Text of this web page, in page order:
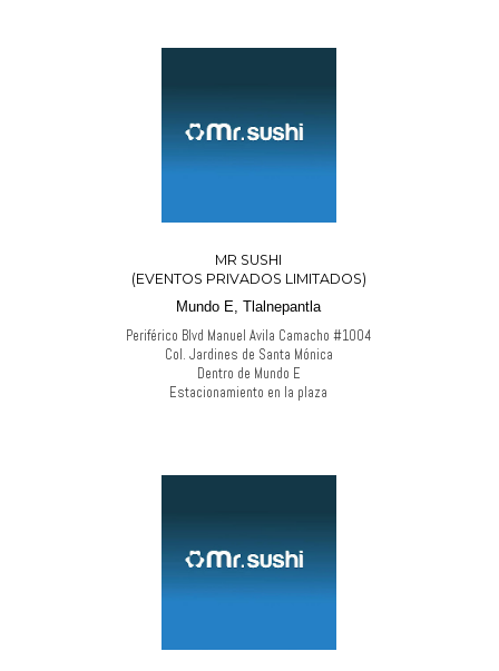
MR SUSHI
(EVENTOS PRIVADOS LIMITADOS)
Mundo E, Tlalnepantla
Periférico Blvd Manuel Avila Camacho #1004
Col. Jardines de Santa Mónica
Dentro de Mundo E
Estacionamiento en la plaza